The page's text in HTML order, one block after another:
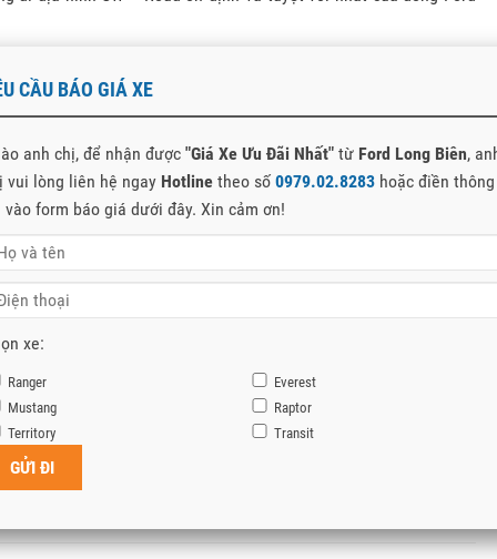
nổi tiếng.
tư vấn và báo giá tốt nhất.
MỚI NHẤT TẠI HÀ NỘI
GIÁ NIÊM YẾT GIÁ LĂN BÁNH THAM KHẢO
VNĐ
XÁC NHẤT TẠI HÀ NỘI VÀ KHU VỰC KHÁC
CẦU BÁO GIÁ XE
anh chị, để nhận được "Giá Xe Ưu Đãi Nhất" từ Ford Long Biên,
vui lòng liên hệ ngay Hotline theo số 0979.02.8283 hoặc điền thông
vào form báo giá dưới đây. Xin cảm ơn!
xe:
Ranger
Everest
Mustang
Raptor
Territory
Transit